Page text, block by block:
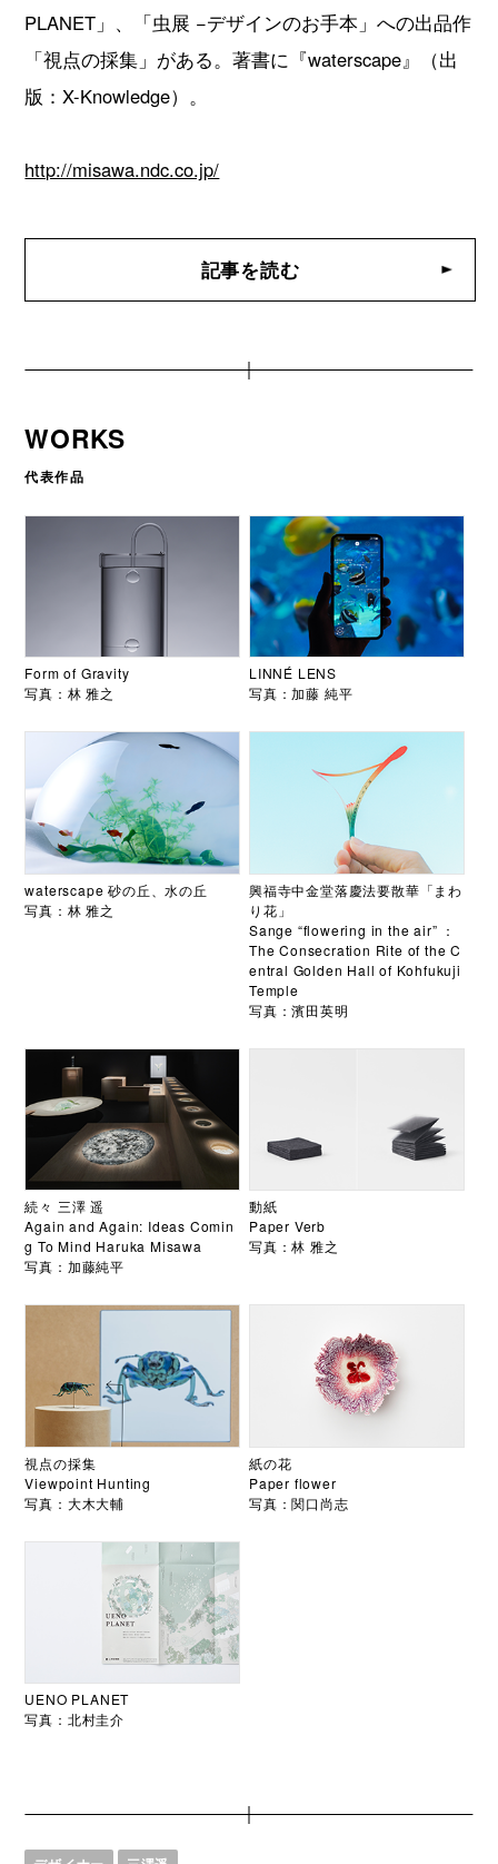
PLANET」、「虫展 −デザインのお手本」への出品作
「視点の採集」がある。著書に『waterscape』（出
版：X-Knowledge）。
http://misawa.ndc.co.jp/
記事を読む
WORKS
代表作品
Form of Gravity
写真：林 雅之
LINNÉ LENS
写真：加藤 純平
waterscape 砂の丘、水の丘
写真：林 雅之
興福寺中金堂落慶法要散華「まわ
り花」
Sange “flowering in the air” ：
The Consecration Rite of the C
entral Golden Hall of Kohfukuji
Temple
写真：濱田英明
続々 三澤 遥
Again and Again: Ideas Comin
g To Mind Haruka Misawa
写真：加藤純平
動紙
Paper Verb
写真：林 雅之
視点の採集
Viewpoint Hunting
写真：大木大輔
紙の花
Paper flower
写真：関口尚志
UENO PLANET
写真：北村圭介